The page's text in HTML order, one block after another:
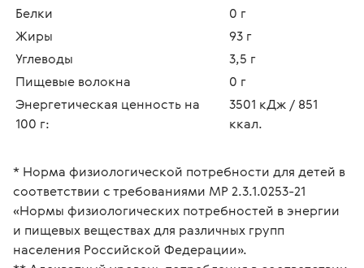
Белки
0 г
Жиры
93 г
Углеводы
3,5 г
Пищевые волокна
0 г
Энергетическая ценность на
100 г:
3501 кДж / 851
ккал.
* Норма физиологической потребности для детей в
соответствии с требованиями МР 2.3.1.0253-21
«Нормы физиологических потребностей в энергии
и пищевых веществах для различных групп
населения Российской Федерации».